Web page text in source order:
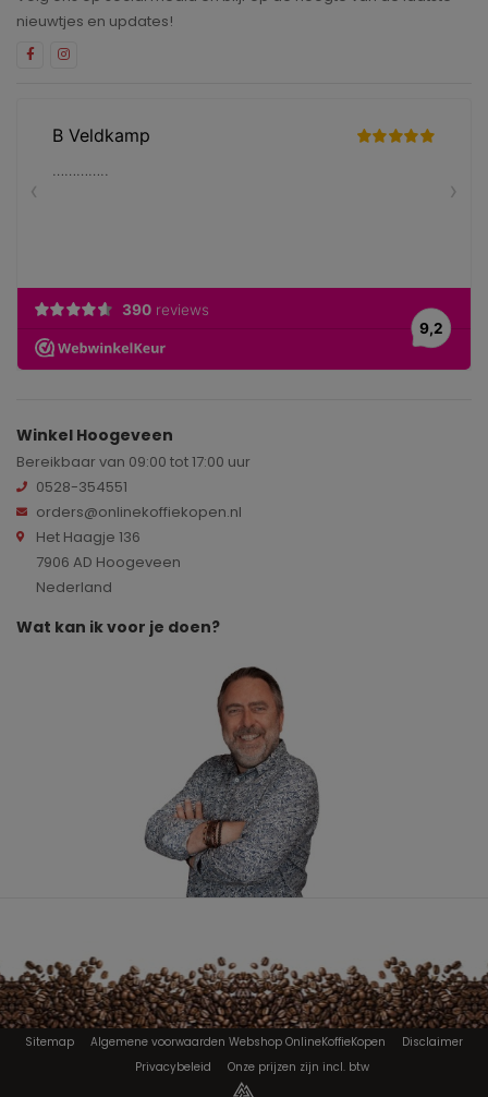
nieuwtjes en updates!
Winkel Hoogeveen
Bereikbaar van 09:00 tot 17:00 uur
0528-354551
orders@onlinekoffiekopen.nl
Het Haagje 136
7906 AD Hoogeveen
Nederland
Wat kan ik voor je doen?
Sitemap Algemene voorwaarden Webshop OnlineKoffieKopen
Disclaimer
Privacybeleid
Onze prijzen zijn incl. btw